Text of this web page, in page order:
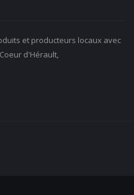
et producteurs locaux avec
d'Hérault,